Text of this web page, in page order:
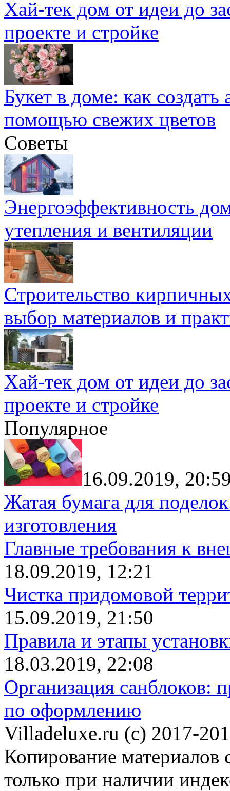
Хай-тек дом от идеи до
проекте и стройке
Букет в доме: как
помощью свежих цветов
Советы
Энергоэффективность
утепления и вентиляции
Строительство
выбор материалов и
Хай-тек дом от идеи до
проекте и стройке
Популярное
16.09.2019,
Жатая бумага для
изготовления
Главные требования к
18.09.2019, 12:21
Чистка придомовой
15.09.2019, 21:50
Правила и этапы
18.03.2019, 22:08
Организация санблоков:
по оформлению
Villadeluxe.ru (c) 2017-
Копирование материалов
только при наличии